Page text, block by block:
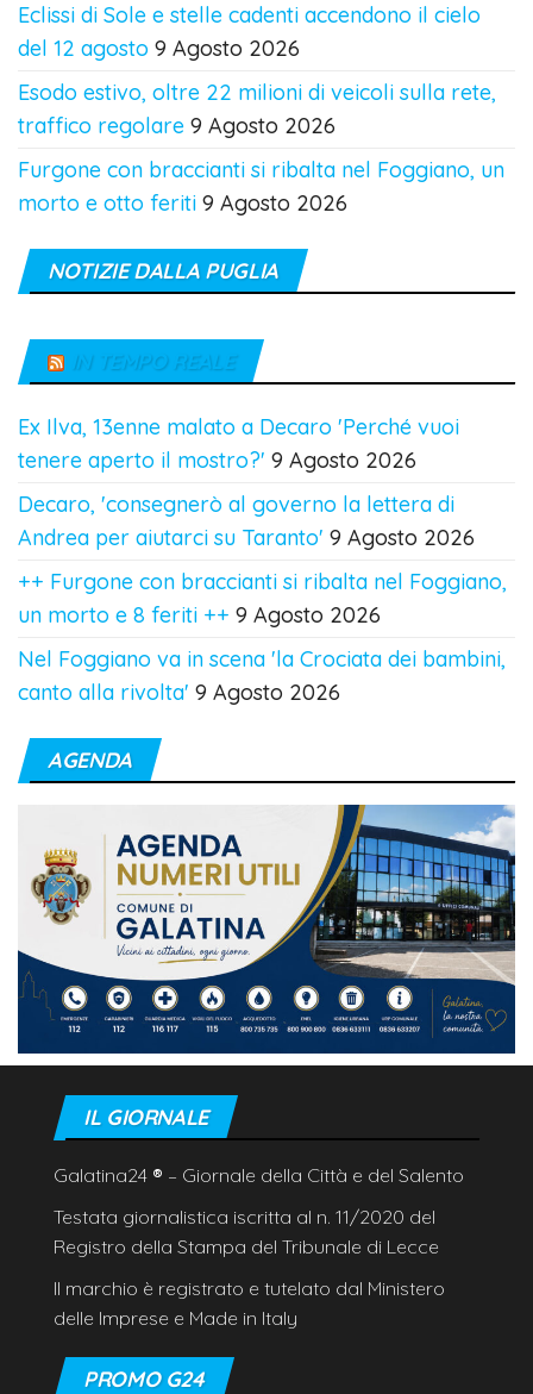
Eclissi di Sole e stelle cadenti accendono il cielo
del 12 agosto 9 Agosto 2026
Esodo estivo, oltre 22 milioni di veicoli sulla rete,
traffico regolare 9 Agosto 2026
Furgone con braccianti si ribalta nel Foggiano, un
morto e otto feriti 9 Agosto 2026
NOTIZIE DALLA PUGLIA
IN TEMPO REALE
Ex Ilva, 13enne malato a Decaro 'Perché vuoi
tenere aperto il mostro?' 9 Agosto 2026
Decaro, 'consegnerò al governo la lettera di
Andrea per aiutarci su Taranto' 9 Agosto 2026
++ Furgone con braccianti si ribalta nel Foggiano,
un morto e 8 feriti ++ 9 Agosto 2026
Nel Foggiano va in scena 'la Crociata dei bambini,
canto alla rivolta' 9 Agosto 2026
AGENDA
IL GIORNALE
Galatina24 ® – Giornale della Città e del Salento
Testata giornalistica iscritta al n. 11/2020 del
Registro della Stampa del Tribunale di Lecce
Il marchio è registrato e tutelato dal Ministero
delle Imprese e Made in Italy
PROMO G24